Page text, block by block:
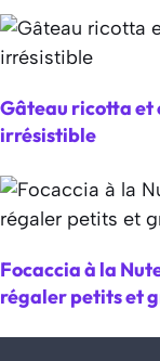
Gâteau ricotta et
irrésistible
Focaccia à la
régaler petits et